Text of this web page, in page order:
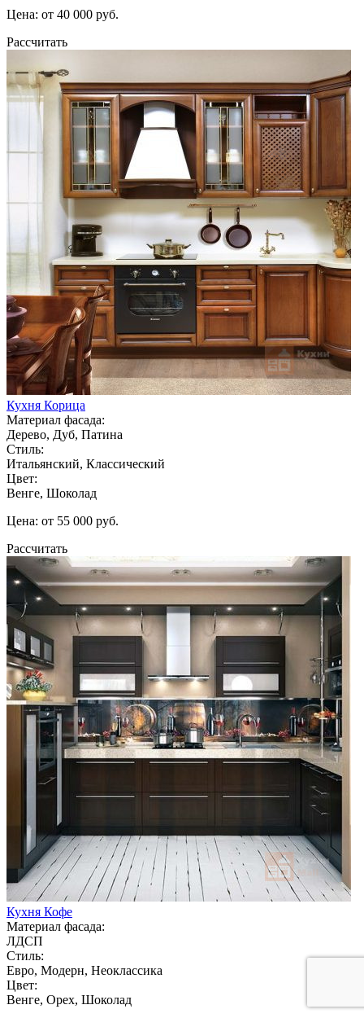
Цена: от 40 000 руб.
Рассчитать
Кухня Корица
Материал фасада:
Дерево, Дуб, Патина
Стиль:
Итальянский, Классический
Цвет:
Венге, Шоколад
Цена: от 55 000 руб.
Рассчитать
Кухня Кофе
Материал фасада:
ЛДСП
Стиль:
Евро, Модерн, Неоклассика
Цвет:
Венге, Орех, Шоколад